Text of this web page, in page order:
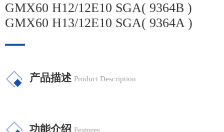
GMX60 H12/12E10 SGA( 9364B )
GMX60 H13/12E10 SGA( 9364A )
产品描述 Product Description
功能介绍 Features